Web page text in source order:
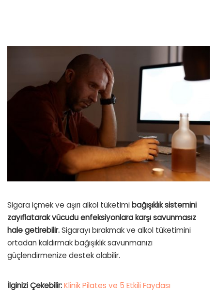
Sigara içmek ve aşırı alkol tüketimi bağışıklık sistemini
zayıflatarak vücudu enfeksiyonlara karşı savunmasız
hale getirebilir.Sigarayı bırakmak ve alkol tüketimini
ortadan kaldırmak bağışıklık savunmanızı
güçlendirmenize destek olabilir.
İlginizi Çekebilir:Klinik Pilates ve 5 Etkili Faydası